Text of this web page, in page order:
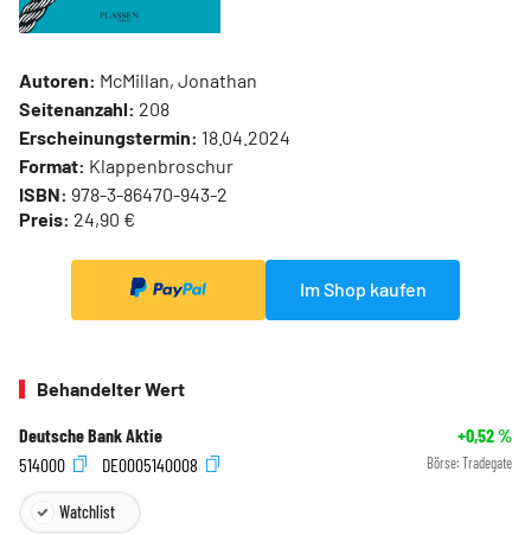
Autoren: McMillan, Jonathan
Seitenanzahl: 208
Erscheinungstermin: 18.04.2024
Format: Klappenbroschur
ISBN: 978-3-86470-943-2
Preis: 24,90 €
Im Shop kaufen
Behandelter Wert
Deutsche Bank Aktie +0,52%
514000
DE0005140008 Börse: Tradegate
Watchlist